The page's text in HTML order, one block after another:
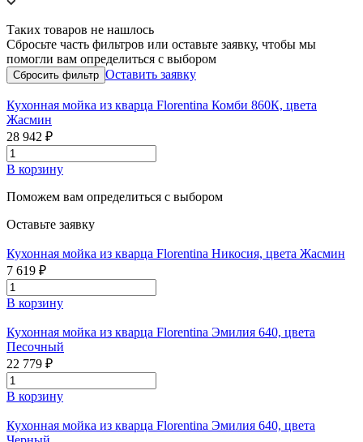
Таких товаров не нашлось
Сбросьте часть фильтров или оставьте заявку, чтобы мы
помогли вам определиться с выбором
Оставить заявку
Кухонная мойка из кварца Florentina Комби 860К, цвета
Жасмин
28 942 ₽
В корзину
Поможем вам определиться с выбором
Оставьте заявку
Кухонная мойка из кварца Florentina Никосия, цвета Жасмин
7 619 ₽
В корзину
Кухонная мойка из кварца Florentina Эмилия 640, цвета
Песочный
22 779 ₽
В корзину
Кухонная мойка из кварца Florentina Эмилия 640, цвета